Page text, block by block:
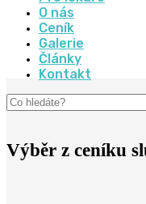
O nás
Ceník
Galerie
Články
Kontakt
Výběr z ceníku